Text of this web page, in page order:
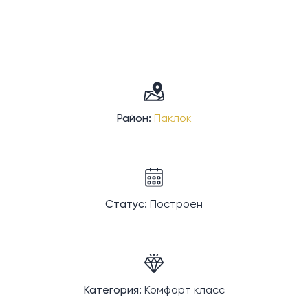
Район: Паклок
Статус: Построен
Категория: Комфорт класс